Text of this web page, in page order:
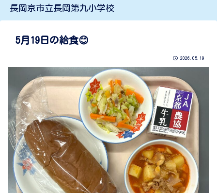
長岡京市立長岡第九小学校
5月19日の給食😊
2026.05.19